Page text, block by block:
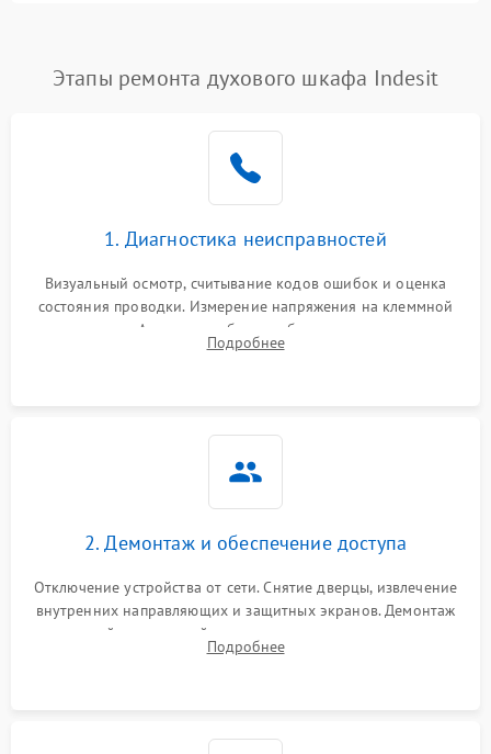
Этапы ремонта духового шкафа Indesit
1. Диагностика неисправностей
Визуальный осмотр, считывание кодов ошибок и оценка
состояния проводки. Измерение напряжения на клеммной
колодке. Анализ жалоб на проблемы с нагревом,
конвекцией, панелью управления или блокировкой дверцы.
Подробнее
2. Демонтаж и обеспечение доступа
Отключение устройства от сети. Снятие дверцы, извлечение
внутренних направляющих и защитных экранов. Демонтаж
задней или верхней панели для прямого доступа к
нагревательным элементам, плате и вентиляторам.
Подробнее